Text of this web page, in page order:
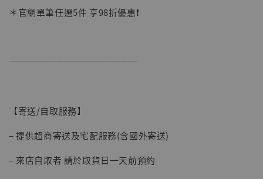
＊官網單筆任選5件 享98折優惠❗️
──────────────
【寄送/自取服務】
– 提供超商寄送及宅配服務(含國外寄送)
– 來店自取者 請於取貨日一天前預約